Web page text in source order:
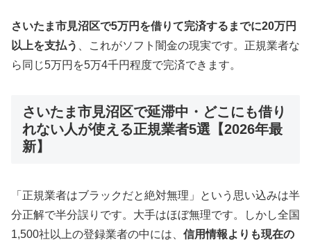
さいたま市見沼区で5万円を借りて完済するまでに20万円
以上を支払う
、これがソフト闇金の現実です。正規業者な
ら同じ5万円を5万4千円程度で完済できます。
さいたま市見沼区で延滞中・どこにも借り
れない人が使える正規業者5選【2026年最
新】
「正規業者はブラックだと絶対無理」という思い込みは半
分正解で半分誤りです。大手はほぼ無理です。しかし全国
1,500社以上の登録業者の中には、 信用情報よりも現在の